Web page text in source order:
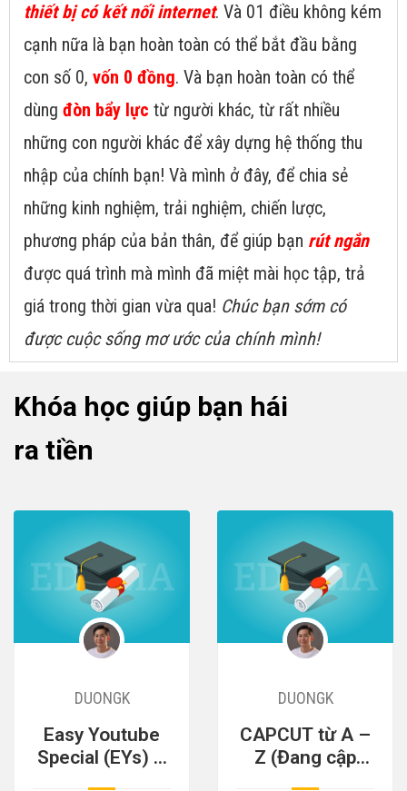
thiết bị có kết nối internet. Và 01 điều không kém
cạnh nữa là bạn hoàn toàn có thể bắt đầu bằng
con số 0, vốn 0 đồng. Và bạn hoàn toàn có thể
dùng đòn bẩy lực từ người khác, từ rất nhiều
những con người khác để xây dựng hệ thống thu
nhập của chính bạn! Và mình ở đây, để chia sẻ
những kinh nghiệm, trải nghiệm, chiến lược,
phương pháp của bản thân, để giúp bạn rút ngắn
được quá trình mà mình đã miệt mài học tập, trả
giá trong thời gian vừa qua! Chúc bạn sớm có
được cuộc sống mơ ước của chính mình!
Khóa học giúp bạn hái
ra tiền
DUONGK
Easy Youtube
Special (EYs) –
DUONGK
CAPCUT từ A –
Z (Đang cập